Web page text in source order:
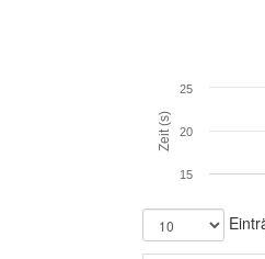
Zeit (s)
15
20
25